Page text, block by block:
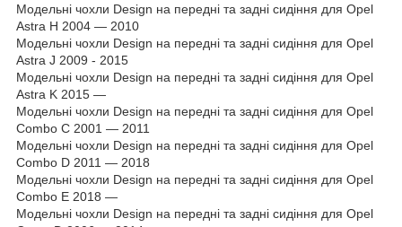
Модельні чохли Design на передні та задні сидіння для Opel
Astra H 2004 — 2010
Модельні чохли Design на передні та задні сидіння для Opel
Astra J 2009 - 2015
Модельні чохли Design на передні та задні сидіння для Opel
Astra K 2015 —
Модельні чохли Design на передні та задні сидіння для Opel
Combo C 2001 — 2011
Модельні чохли Design на передні та задні сидіння для Opel
Combo D 2011 — 2018
Модельні чохли Design на передні та задні сидіння для Opel
Combo E 2018 —
Модельні чохли Design на передні та задні сидіння для Opel